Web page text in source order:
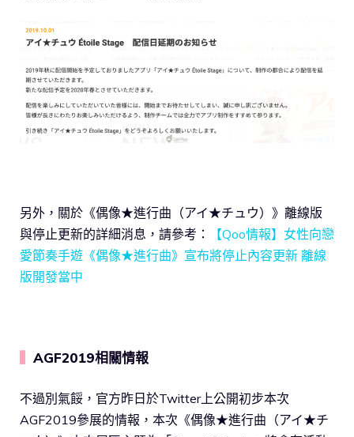
另外，關於《偶像★進行曲（アイ★チュウ）》離線版
與停止更新的詳細消息，請參考：
【Qoo情報】女性向戀
愛節奏手遊《偶像★進行曲》宣布將停止內容更新 離線
版開發當中
AGF2019相關情報
不過別氣餒，官方昨日於Twitter上公開初步本次
AGF2019參展的情報，本次《偶像★進行曲（アイ★チ